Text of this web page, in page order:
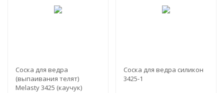
Соска для ведра
(выпаивания телят)
Melasty 3425 (каучук)
​Соска для ведра силикон
3425-1